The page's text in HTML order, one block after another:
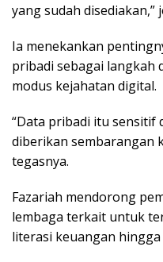
yang sudah disediakan,”
Ia menekankan
pribadi sebagai langkah
modus kejahatan digital.
“Data pribadi itu sensitif
diberikan sembarangan
tegasnya.
Fazariah mendorong
lembaga terkait untuk
literasi keuangan